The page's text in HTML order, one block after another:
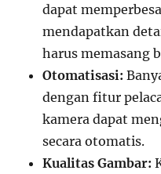
dapat
mendapatkan
harus memasang
Otomatisasi:
dengan fitur
kamera dapat
secara otomatis.
Kualitas Gambar: